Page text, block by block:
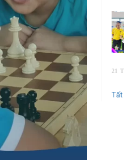
21
Tất